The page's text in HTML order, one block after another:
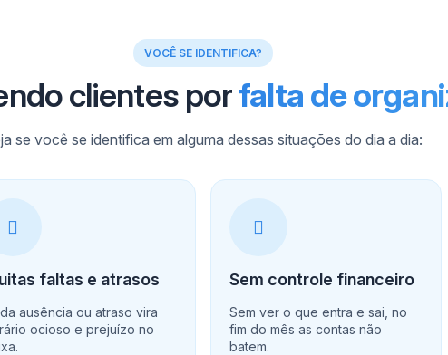
VOCÊ SE IDENTIFICA?
clientes porfalta de
se você se identifica em alguma dessas situações do dia a dia:
faltas e atrasos
ausência ou atraso vira
ocioso e prejuízo no
Sem controle financeiro
Sem ver o que entra e sai, no
fim do mês as contas não
batem.